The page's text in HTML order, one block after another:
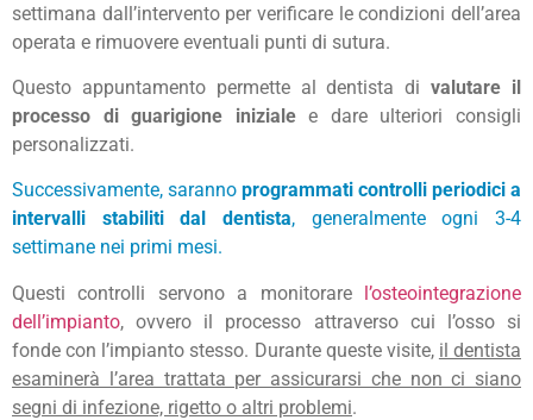
settimana dall’intervento per verificare le condizioni dell’area
operata e rimuovere eventuali punti di sutura.
Questo appuntamento permette al dentista divalutare il
processo di guarigione inizialee dare ulteriori consigli
personalizzati.
Successivamente, saranno programmati controlli periodici a
intervalli stabiliti dal dentista, generalmente ogni 3-4
settimane nei primi mesi.
Questi controlli servono a monitorare l’osteointegrazione
dell’impianto, ovvero il processo attraverso cui l’osso si
fonde con l’impianto stesso. Durante queste visite, il dentista
esaminerà l’area trattata per assicurarsi che non ci siano
segni di infezione, rigetto o altri problemi.